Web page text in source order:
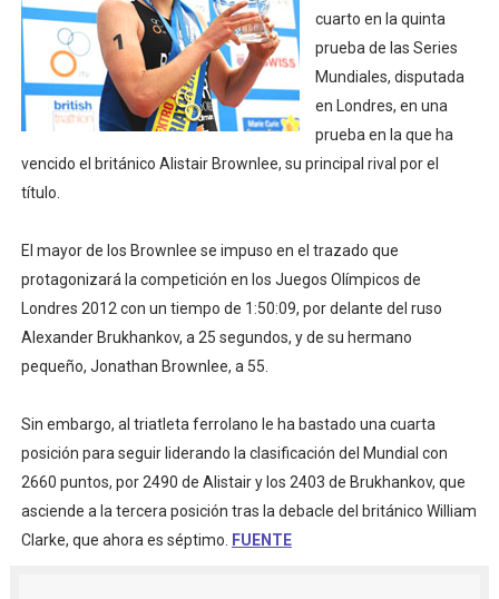
Athletes Unlimited Softball League 2026 - Las Utah
Mundial de piragüismo slalom 2026 (Oklahoma City,
Tour de Francia masculino 2026 - Tadej Pogacar
Mundial de Fórmula 1 2026 - Lando Norris consigue
cuarto en la quinta
prueba de las Series
Mundiales, disputada
en Londres, en una
prueba en la que ha
vencido el británico Alistair Brownlee, su principal rival por el
título.
El mayor de los Brownlee se impuso en el trazado que
protagonizará la competición en los Juegos Olímpicos de
Londres 2012 con un tiempo de 1:50:09, por delante del ruso
Alexander Brukhankov, a 25 segundos, y de su hermano
pequeño, Jonathan Brownlee, a 55.
Sin embargo, al triatleta ferrolano le ha bastado una cuarta
posición para seguir liderando la clasificación del Mundial con
2660 puntos, por 2490 de Alistair y los 2403 de Brukhankov, que
asciende a la tercera posición tras la debacle del británico William
Clarke, que ahora es séptimo.
FUENTE